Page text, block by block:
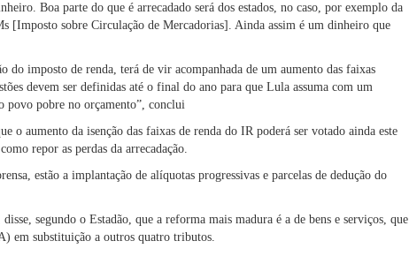
Boa parte do que é arrecadado será dos estados, no caso, por exemplo da
[Imposto sobre Circulação de Mercadorias]. Ainda assim é um dinheiro que
do imposto de renda, terá de vir acompanhada de um aumento das faixas
devem ser definidas até o final do ano para que Lula assuma com um
povo pobre no orçamento”, conclui
o aumento da isenção das faixas de renda do IR poderá ser votado ainda este
repor as perdas da arrecadação.
estão a implantação de alíquotas progressivas e parcelas de dedução do
segundo o Estadão, que a reforma mais madura é a de bens e serviços, que
em substituição a outros quatro tributos.